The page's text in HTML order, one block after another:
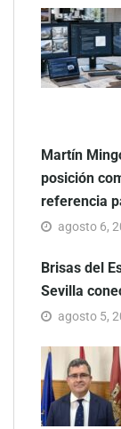
Martín
posición
referencia
agosto 6,
Brisas del
Sevilla
agosto 5,